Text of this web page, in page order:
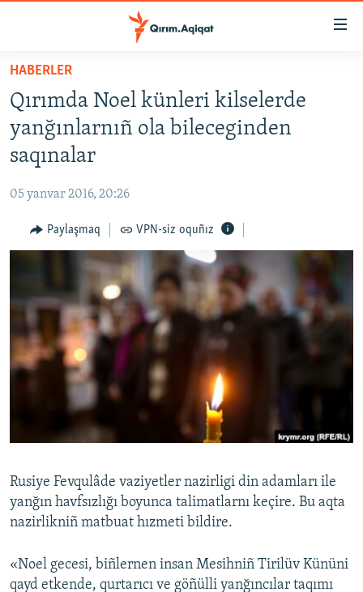
Esas
qaytmaq
Baş
navigatsiyağa
qaytmaq
Qıdıruvğa
qaytmaq
HABERLER
SİYASET
İQTİSADİYAT
MEDENİYET
İNSAN AQLARI
SÜRET
BLOGLAR
FİKİR
HABERLER
Qırımda Noel künleri kilselerde
yanğınlarnıñ ola bileceginden
saqınalar
05 yanvar 2016, 20:26
Paylaşmaq VPN-siz oquñız
Rusiye Fevqulâde vaziyetler nazirligi din adamları ile
yanğın havfsızlığı boyunca talimatlarnı keçire. Bu aqta
nazirlikniñ matbuat hızmeti bildire.
«Noel gecesi, biñlernen insan Mesihniñ Tirilüv Kününi
qayd etkende, qurtarıcı ve göñülli yanğıncılar taqımı